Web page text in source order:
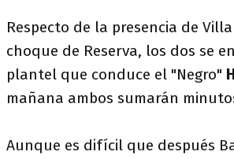
Respecto de la presencia de
choque de Reserva, los dos se
plantel que conduce el "Negro"
mañana ambos sumarán
Aunque es difícil que después